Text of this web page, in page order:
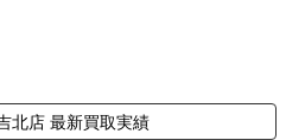
北店 最新買取実績